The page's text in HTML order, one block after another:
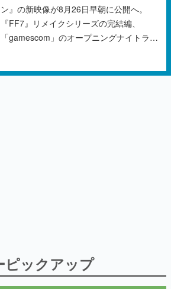
ブにてディレクターの浜口直樹氏が登壇す
る予定
「現実より意味のある仮想世界を作る」